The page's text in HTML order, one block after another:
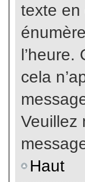
texte en
l’heure.
cela
Veuillez
Haut